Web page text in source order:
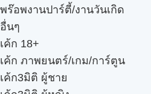
พร๊อพงานปาร์ตี้/งานวันเกิด
อื่นๆ
เค้ก 18+
เค้ก ภาพยนตร์/เกม/การ์ตูน
เค้ก3มิติ ผู้ชาย